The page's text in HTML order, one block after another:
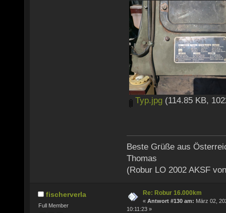
Typ.jpg (114.85 KB,
Beste Grüße aus
Thomas
(Robur LO 2002 AKSF
fischerverla
Full Member
Re: Robur 16.000km
« Antwort #130 am: März 02,
10:11:23 »